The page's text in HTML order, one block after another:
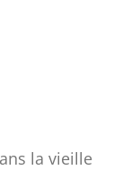
la vieille